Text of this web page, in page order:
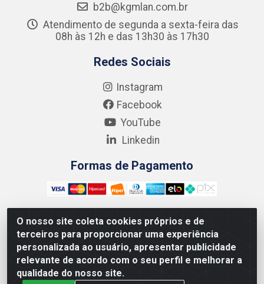
O nosso site coleta cookies próprios e de
terceiros para proporcionar uma experiência
personalizada ao usuário, apresentar publicidade
relevante de acordo com o seu perfil e melhorar a
qualidade do nosso site.
b2b@kgmlan.com.br
Atendimento de segunda a sexta-feira das
08h às 12h e das 13h30 às 17h30
Redes Sociais
Instagram
Facebook
YouTube
Linkedin
Formas de Pagamento
Kgmlan Distribuidora LTDA - CNPJ 18.217.682/0001-54 -
Rua Pedro de Barros Cavalcante, 58 - Bultrins, Olinda/PE
- CEP 53320-110